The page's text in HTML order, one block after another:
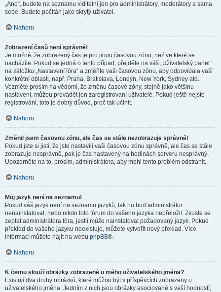
„Ano“, budete na seznamu viditelní jen pro administrátory, moderátory a sama
sebe. Budete počítán jako skrytý uživatel.
Nahoru
Zobrazení časů není správné!
Je možné, že zobrazený čas je pro jinou časovou zónu, než ve které se
nacházíte. Pokud se jedná o tento případ, přejděte na váš „Uživatelský panel“
na záložku „Nastavení fóra“ a změňte vaši časovou zónu, aby odpovídala vaší
konkrétní oblasti, např. Praha, Bratislava, Londýn, New York, Sydney atd.
Vezměte prosím na vědomí, že změnu časové zóny, stejně jako většinu
nastavení, můžou provádět jen zaregistrovaní uživatelé. Pokud ještě nejste
registrováni, toto je dobrý důvod, proč tak učinit.
Nahoru
Změnil jsem časovou zónu, ale čas se stále nezobrazuje správně!
Pokud jste si jisti, že jste nastavili vaši časovou zónu správně, ale čas se stále
zobrazuje nesprávně, pak je čas nastavený na hodinách serveru nesprávný.
Upozorněte na to, prosím, administrátora, aby mohl tento problém odstranit.
Nahoru
Můj jazyk není na seznamu!
Pokud váš jazyk není na seznamu jazyků, tak ho buď administrátor
nenainstaloval, nebo nikdo toto fórum do vašeho jazyka nepřeložil. Zkuste se
zeptat administrátora fóra, jestli může nainstalovat požadovaný jazyk. Pokud
překlad do vašeho jazyku neexistuje, můžete vytvořit nový překlad. Více
informací můžete najít na webu phpBB®.
Nahoru
K čemu slouží obrázky zobrazené u mého uživatelského jména?
Existují dva druhy obrázků, které můžou být v příspěvcích zobrazeny u
uživatelského jména. Jedním z nich jsou obrázky asociované s vaší hodností,